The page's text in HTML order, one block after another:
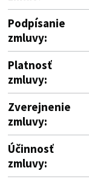
Podpísanie
zmluvy:
Platnosť
zmluvy:
Zverejnenie
zmluvy:
Účinnosť
zmluvy: